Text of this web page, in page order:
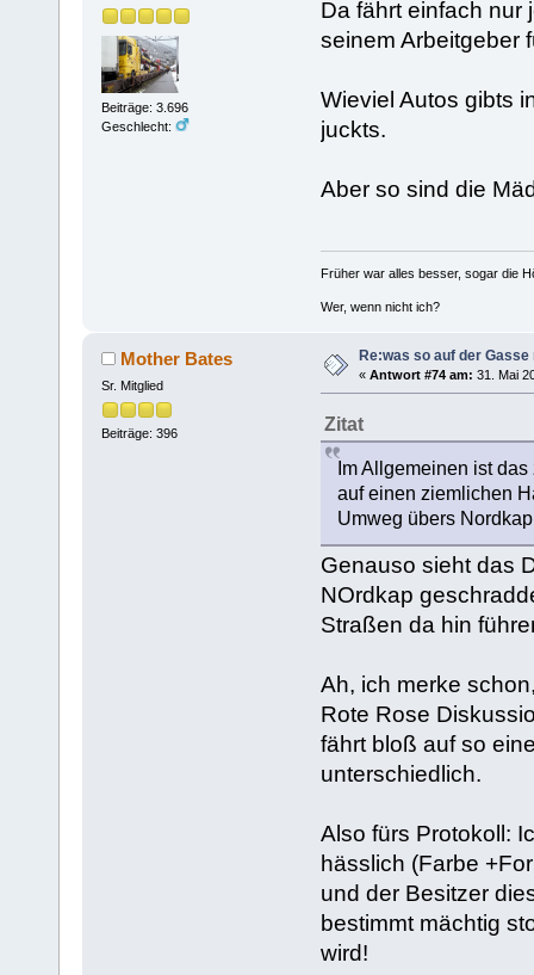
Beiträge: 3.696
Geschlecht:
Da fährt einfach nur
seinem Arbeitgeber
Wieviel Autos gibts
juckts.
Aber so sind die
Früher war alles besser, sogar die
Wer, wenn nicht ich?
Mother Bates
Sr. Mitglied
Beiträge: 396
Re:was so auf der Gasse
« Antwort #74 am: 31. Mai
Zitat
Im Allgemeinen ist
auf einen ziemlichen
Umweg übers
Genauso sieht das
NOrdkap
Straßen da hin
Ah, ich merke
Rote Rose
fährt bloß auf so
unterschiedlich.
Also fürs Protokoll:
hässlich (Farbe
und der Besitzer
bestimmt mächtig
wird!